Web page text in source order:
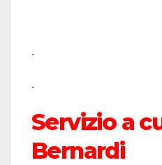
.
.
Servizio a
Bernardi